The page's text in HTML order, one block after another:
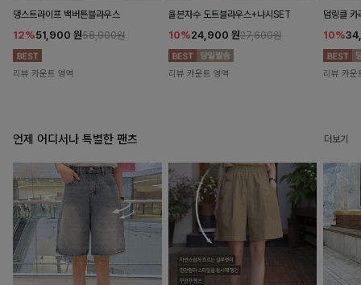
댕스트라이프 백버튼블라우스
12%51,900 원58,900원
리뷰 카운트 영역
율븐자수 도트블라우스+나시SET
10%24,900 원27,600원
리뷰 카운트 영역
덤링클 카
10%
리뷰 카운
언제 어디서나 특별한 팬츠 더보기